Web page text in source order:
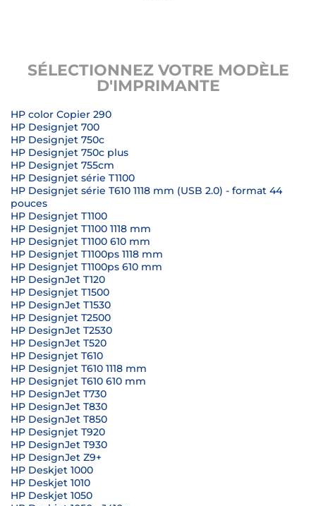
SÉLECTIONNEZ VOTRE MODÈLE
D'IMPRIMANTE
HP color Copier 290
HP Designjet 700
HP Designjet 750c
HP Designjet 750c plus
HP Designjet 755cm
HP Designjet série T1100
HP Designjet série T610 1118 mm (USB 2.0) - format 44
pouces
HP Designjet T1100
HP Designjet T1100 1118 mm
HP Designjet T1100 610 mm
HP Designjet T1100ps 1118 mm
HP Designjet T1100ps 610 mm
HP DesignJet T120
HP Designjet T1500
HP DesignJet T1530
HP Designjet T2500
HP DesignJet T2530
HP DesignJet T520
HP Designjet T610
HP Designjet T610 1118 mm
HP Designjet T610 610 mm
HP DesignJet T730
HP DesignJet T830
HP DesignJet T850
HP Designjet T920
HP DesignJet T930
HP DesignJet Z9+
HP Deskjet 1000
HP Deskjet 1010
HP Deskjet 1050